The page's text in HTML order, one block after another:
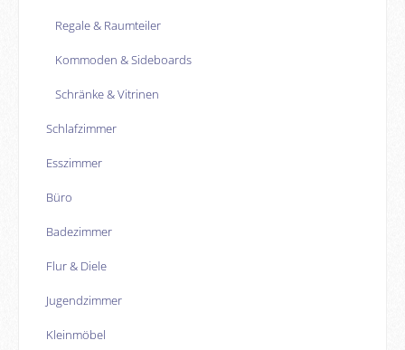
Regale & Raumteiler
Kommoden & Sideboards
Schränke & Vitrinen
Schlafzimmer
Esszimmer
Büro
Badezimmer
Flur & Diele
Jugendzimmer
Kleinmöbel